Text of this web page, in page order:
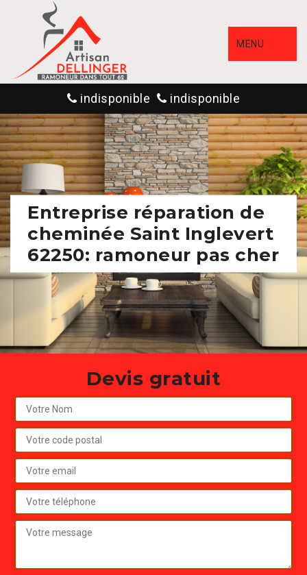
MENU
indisponible indisponible
Entreprise réparation de
cheminée Saint Inglevert
62250: ramoneur pas cher
Devis gratuit